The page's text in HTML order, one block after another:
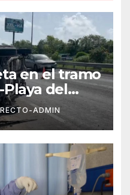
en el tramo
del
ADMIN